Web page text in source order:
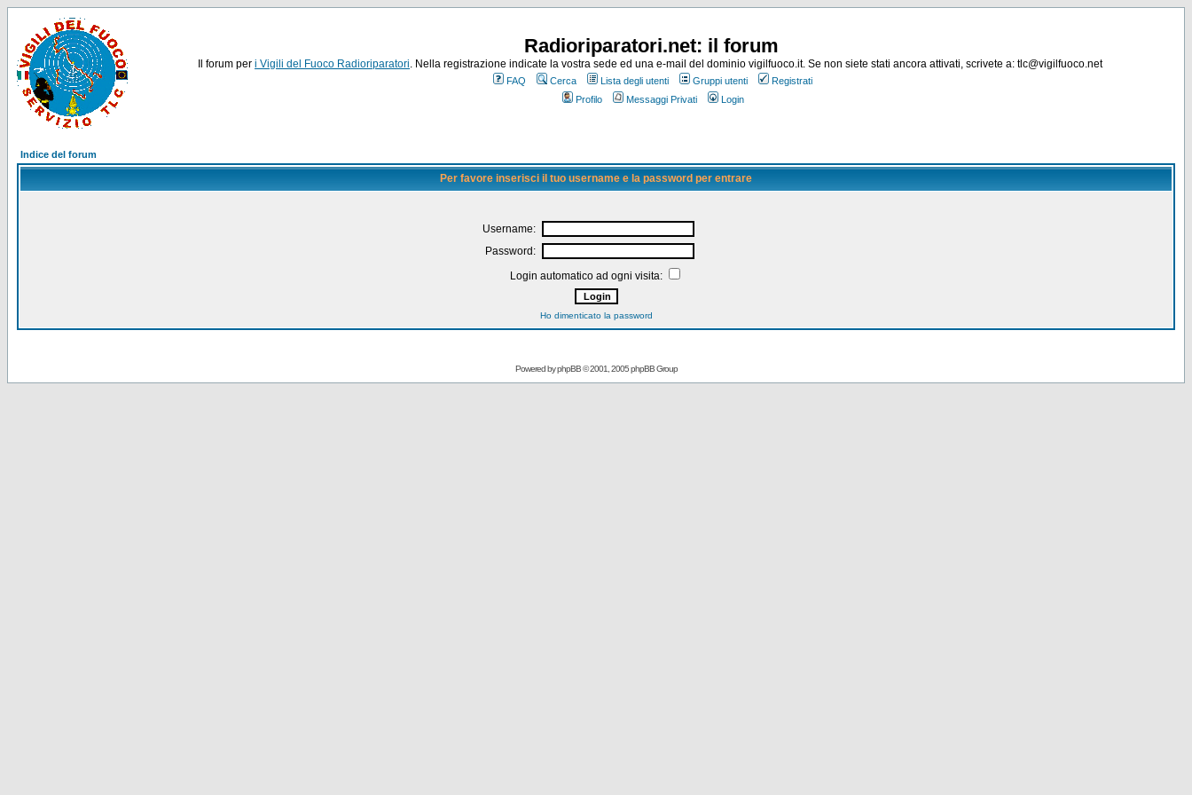
Radioriparatori.net: il forum
Il forum per i Vigili del Fuoco Radioriparatori. Nella registrazione indicate la vostra sede ed una e-mail del dominio vigilfuoco.it. Se non siete stati ancora attivati, scrivete a: tlc@vigilfuoco.net
FAQ Cerca Lista degli utenti Gruppi utenti
Registrati
Profilo
Messaggi Privati Login
Indice del forum
Per favore inserisci il tuo username e la password per entrare
Username:
Password:
Login automatico ad ogni visita:
Ho dimenticato la password
Powered byphpBB© 2001, 2005 phpBB Group